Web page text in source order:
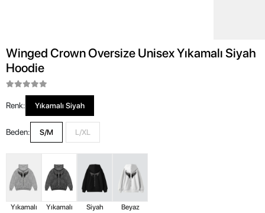
Winged Crown Oversize Unisex Yıkamalı Siyah
Hoodie
Renk: Yıkamalı Siyah
Beden: S/M L/XL
Yıkamalı
Yıkamalı
Siyah Beyaz